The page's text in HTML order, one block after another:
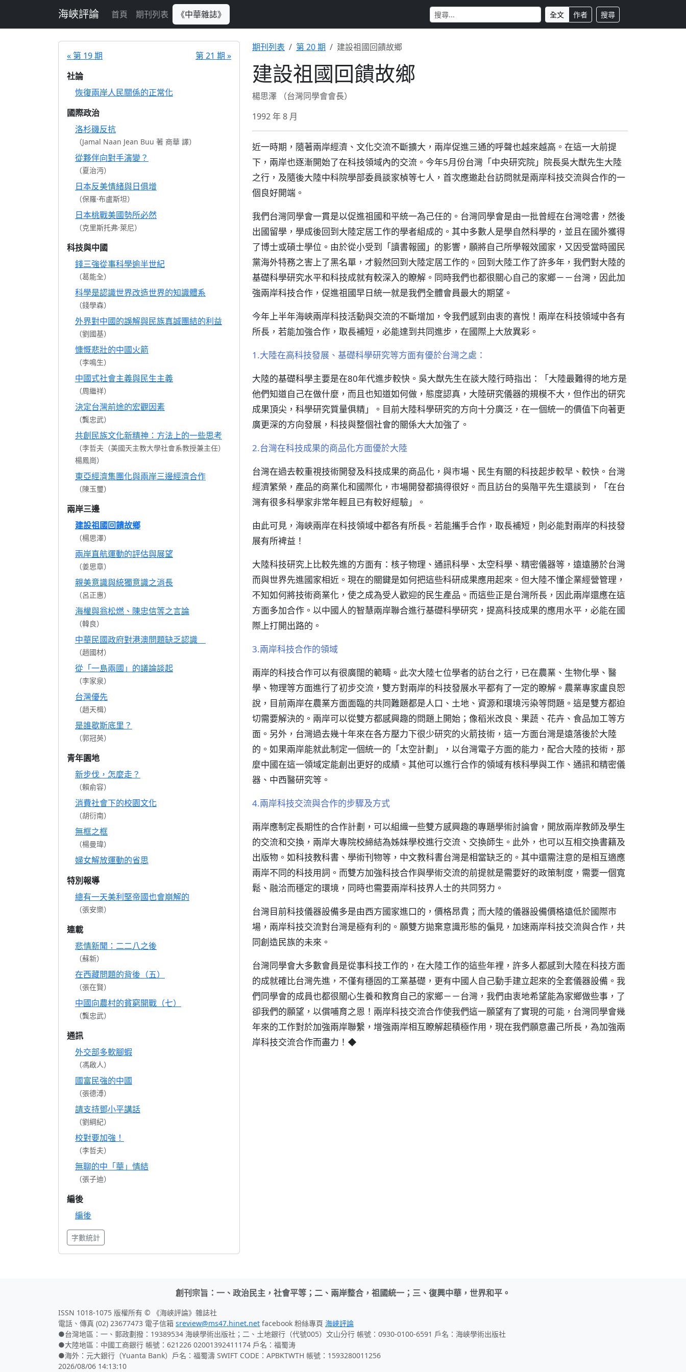
海峽評論 首頁 期刊列表 《中華雜誌》 全文 作者 搜尋
« 第 19 期
第 21 期 »
社論
恢復兩岸人民關係的正常化
國際政治
洛杉磯反抗
（Jamal Naan Jean Buu 著 商華 譯）
從夥伴向對手演變？
（夏治沔）
日本反美情緒與日俱增
（保羅·布盧斯坦）
日本桃戰美國勢所必然
（克里斯托弗·萊尼）
科技與中國
錢三強從事科學逾半世紀
（葛能全）
科學是認識世界改造世界的知識體系
（錢學森）
外界對中國的誤解與民族真誠團結的利益
（劉國基）
慷慨悲壯的中國火箭
（李鳴生）
中國式社會主義與民生主義
（周繼祥）
決定台灣前途的宏觀因素
（龔忠武）
共創民族文化新精神：方法上的一些思考
（李哲夫（美國天主教大學社會系教授兼主任）
楊鳳崗）
東亞經濟集團化與兩岸三邊經濟合作
（陳玉璽）
兩岸三邊
建設祖國回饋故鄉
（楊思澤）
兩岸直航運動的評估與展望
（姜思章）
親美意識與統獨意識之消長
（呂正惠）
海權與翁松燃、陳忠信等之言論
（韓良）
中華民國政府對港澳問題缺乏認識
（趙國材）
從「一島兩國」的議論談起
（李家泉）
台灣優先
（趙天楫）
是誰歇斯底里？
（郭冠英）
青年園地
新步伐，怎麼走？
（賴俞容）
消費社會下的校園文化
（胡衍南）
無框之框
（楊曼瑋）
婦女解放運動的省思
特別報導
總有一天美利堅帝國也會崩解的
（張安樂）
連載
悲情新聞：二二八之後
（蘇新）
在西藏問題的背後（五）
（張在賢）
中國向農村的貧窮開戰（七）
（龔忠武）
通訊
外交部多軟腳蝦
（馮啟人）
國富民強的中國
（張德溥）
請支持鄧小平講話
（劉綱紀）
校對要加強！
（李哲夫）
無聊的中「華」情結
（張子迪）
編後
編後
字數統計
期刊列表 第 20 期 建設祖國回饋故鄉
建設祖國回饋故鄉
楊思澤 （台灣同學會會長）
1992 年 8 月
近一時期，隨著兩岸經濟、文化交流不斷擴大，兩岸促進三通的呼聲也越來越高。在這一大前提
下，兩岸也逐漸開始了在科技領域內的交流。今年5月份台灣「中央研究院」院長吳大猷先生大陸
之行，及隨後大陸中科院學部委員談家楨等七人，首次應邀赴台訪問就是兩岸科技交流與合作的一
個良好開端。
我們台灣同學會一貫是以促進祖國和平統一為己任的。台灣同學會是由一批曾經在台灣唸書，然後
出國留學，學成後回到大陸定居工作的學者組成的。其中多數人是學自然科學的，並且在國外獲得
了博士或碩士學位。由於從小受到「讀書報國」的影響，願將自己所學報效國家，又因受當時國民
黨海外特務之害上了黑名單，才毅然回到大陸定居工作的。回到大陸工作了許多年，我們對大陸的
基礎科學研究水平和科技成就有較深入的瞭解。同時我們也都很關心自己的家鄉－－台灣，因此加
強兩岸科技合作，促進祖國早日統一就是我們全體會員最大的期望。
今年上半年海峽兩岸科技活動與交流的不斷增加，令我們感到由衷的喜悅！兩岸在科技領域中各有
所長，若能加強合作，取長補短，必能達到共同進步，在國際上大放異彩。
1.大陸在高科技發展、基礎科學研究等方面有優於台灣之處：
大陸的基礎科學主要是在80年代進步較快。吳大猷先生在談大陸行時指出：「大陸最難得的地方是
他們知道自己在做什麼，而且也知道如何做，態度認真，大陸研究儀器的規模不大，但作出的研究
成果頂尖，科學研究質量俱精」。目前大陸科學研究的方向十分廣泛，在一個統一的價值下向著更
廣更深的方向發展，科技與整個社會的關係大大加強了。
2.台灣在科技成果的商品化方面優於大陸
台灣在過去較重視技術開發及科技成果的商品化，與市場、民生有關的科技起步較早、較快。台灣
經濟繁榮，產品的商業化和國際化，市場開發都搞得很好。而且訪台的吳階平先生還談到，「在台
灣有很多科學家非常年輕且已有較好經驗」。
由此可見，海峽兩岸在科技領域中都各有所長。若能攜手合作，取長補短，則必能對兩岸的科技發
展有所裨益！
大陸科技研究上比較先進的方面有：核子物理、通訊科學、太空科學、精密儀器等，遠遠勝於台灣
而與世界先進國家相近。現在的關鍵是如何把這些科研成果應用起來。但大陸不懂企業經營管理，
不知如何將技術商業化，使之成為受人歡迎的民生產品。而這些正是台灣所長，因此兩岸還應在這
方面多加合作。以中國人的智慧兩岸聯合進行基礎科學研究，提高科技成果的應用水平，必能在國
際上打開出路的。
3.兩岸科技合作的領域
兩岸的科技合作可以有很廣闊的範疇。此次大陸七位學者的訪台之行，已在農業、生物化學、醫
學、物理等方面進行了初步交流，雙方對兩岸的科技發展水平都有了一定的瞭解。農業專家盧良恕
說，目前兩岸在農業方面面臨的共同難題都是人口、土地、資源和環境污染等問題。這是雙方都迫
切需要解決的。兩岸可以從雙方都感興趣的問題上開始；像稻米改良、果蔬、花卉、食品加工等方
面。另外，台灣過去幾十年來在各方壓力下很少研究的火箭技術，這一方面台灣是遠落後於大陸
的。如果兩岸能就此制定一個統一的「太空計劃」，以台灣電子方面的能力，配合大陸的技術，那
麼中國在這一領域定能創出更好的成績。其他可以進行合作的領域有核科學與工作、通訊和精密儀
器、中西醫研究等。
4.兩岸科技交流與合作的步驟及方式
兩岸應制定長期性的合作計劃，可以組織一些雙方感興趣的專題學術討論會，開放兩岸教師及學生
的交流和交換，兩岸大專院校締結為姊妹學校進行交流、交換師生。此外，也可以互相交換書籍及
出版物。如科技教科書、學術刊物等，中文教科書台灣是相當缺乏的。其中還需注意的是相互適應
兩岸不同的科技用詞。而雙方加強科技合作與學術交流的前提就是需要好的政策制度，需要一個寬
鬆、融洽而穩定的環境，同時也需要兩岸科技界人士的共同努力。
台灣目前科技儀器設備多是由西方國家進口的，價格昂貴；而大陸的儀器設備價格遠低於國際市
場，兩岸科技交流對台灣是極有利的。願雙方拋棄意識形態的偏見，加速兩岸科技交流與合作，共
同創造民族的未來。
台灣同學會大多數會員是從事科技工作的，在大陸工作的這些年裡，許多人都感到大陸在科技方面
的成就確比台灣先進，不僅有穩固的工業基礎，更有中國人自己動手建立起來的全套儀器設備。我
們同學會的成員也都很關心生養和教育自己的家鄉－－台灣，我們由衷地希望能為家鄉做些事，了
卻我們的願望，以償哺育之恩！兩岸科技交流合作使我們這一願望有了實現的可能，台灣同學會幾
年來的工作對於加強兩岸聯繫，增強兩岸相互瞭解起積極作用，現在我們願意盡己所長，為加強兩
岸科技交流合作而盡力！◆
創刊宗旨：一、政治民主，社會平等；二、兩岸整合，祖國統一；三、復興中華，世界和平。
ISSN 1018-1075 版權所有 © 《海峽評論》雜誌社
電話、傳真 (02) 23677473 電子信箱 sreview@ms47.hinet.net facebook 粉絲專頁 海峽評論
●台灣地區：一、郵政劃撥：19389534 海峽學術出版社；二、土地銀行（代號005）文山分行 帳號：0930-0100-6591 戶名：海峽學術出版社
●大陸地區：中國工商銀行 帳號：621226 02001392411174 戶名：福蜀涛
●海外：元大銀行（Yuanta Bank）戶名：福蜀濤 SWIFT CODE：APBKTWTH 帳號：1593280011256
2026/08/06 14:13:10